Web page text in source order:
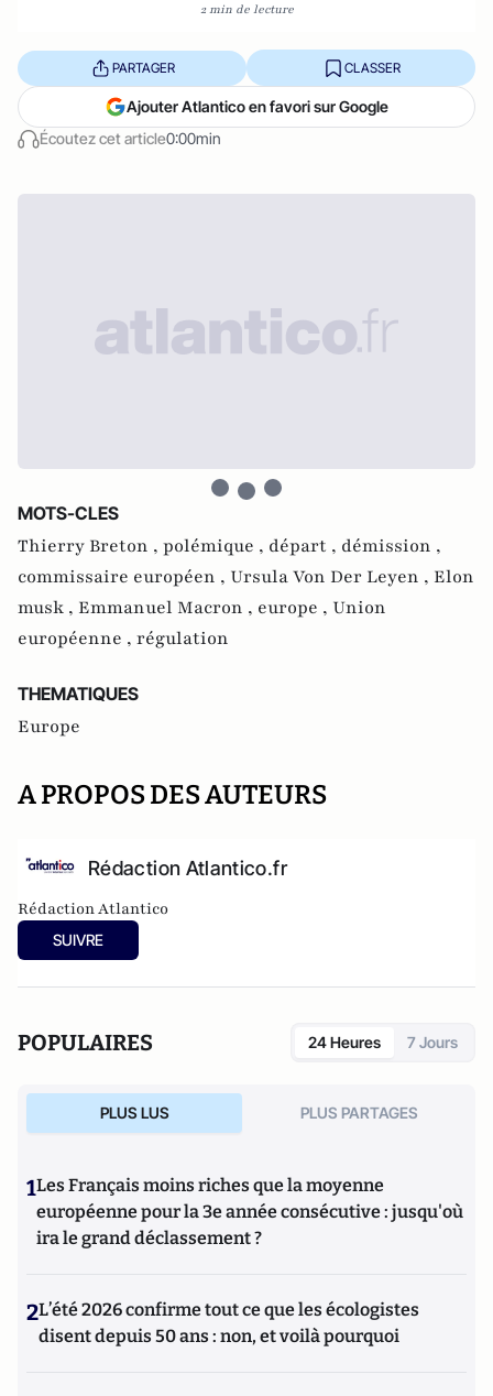
2 min de lecture
Écoutez cet article0:00min
PARTAGER CLASSER
Ajouter Atlantico en favori sur Google
MOTS-CLES
Thierry Breton , polémique , départ , démission ,
commissaire européen , Ursula Von Der Leyen , Elon
musk , Emmanuel Macron , europe , Union
européenne , régulation
THEMATIQUES
Europe
A PROPOS DES AUTEURS
Rédaction Atlantico.fr
Rédaction Atlantico
SUIVRE
POPULAIRES 24 Heures 7 Jours
PLUS LUS PLUS PARTAGES
1Les Français moins riches que la moyenne
européenne pour la 3e année consécutive : jusqu'où
ira le grand déclassement ?
2L’été 2026 confirme tout ce que les écologistes
disent depuis 50 ans : non, et voilà pourquoi